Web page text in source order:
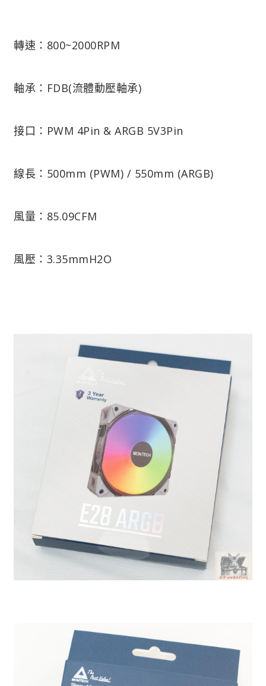
轉速：800~2000RPM
軸承：FDB(流體動壓軸承)
接口：PWM 4Pin & ARGB 5V3Pin
線長：500mm (PWM) / 550mm (ARGB)
風量：85.09CFM
風壓：3.35mmH2O